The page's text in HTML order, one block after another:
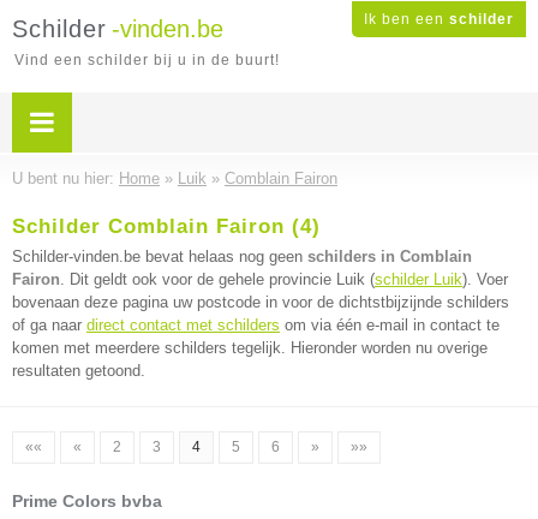
Ik ben een schilder
Schilder -vinden.be
Vind een schilder bij u in de buurt!
U bent nu hier: Home » Luik » Comblain Fairon
Schilder Comblain Fairon (4)
Schilder-vinden.be bevat helaas nog geen schilders in Comblain
Fairon. Dit geldt ook voor de gehele provincie Luik (schilder Luik). Voer
bovenaan deze pagina uw postcode in voor de dichtstbijzijnde schilders
of ga naar direct contact met schilders om via één e-mail in contact te
komen met meerdere schilders tegelijk. Hieronder worden nu overige
resultaten getoond.
«« « 2 3 4 5 6 » »»
Prime Colors bvba